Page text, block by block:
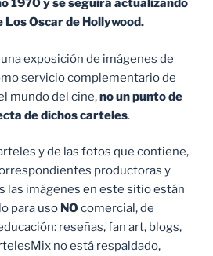
1970 y se seguirá actualizando
Los Oscar de Hollywood.
exposición de imágenes de
servicio complementario de
mundo del cine,no un punto de
de dichos carteles.
y de las fotos que contiene,
productoras y
las imágenes en este sitio están
para uso NO comercial, de
reseñas, fan art, blogs,
no está respaldado,